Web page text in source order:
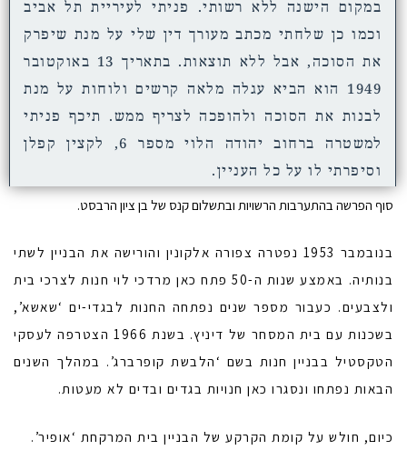
במקום הישנה ללא רשותי. פניתי לעיריית תל אביב
וכמו כן שלחתי מכתב מעורך דין שלי על מנת שיפרק
את הסוכה, אבל ללא תוצאות. בתאריך 13 באוקטובר
1949 הוא הביא עגלה מלאה קרשים ולוחות על מנת
לבנות את הסוכה ולהופכה לצריף ממש. תיכף פניתי
למשטרה ברחוב יהודה הלוי מספר 6, לקצין קפלן
וסיפרתי לו על כל העניין.
סוף הפרשה בהתערבות הרשויות ובתשלום קנס של בן ציון הרבסט.
בנובמבר 1953 נפטרה צפורה אלקונין והורישה את הבניין לשתי
בנותיה. באמצע שנות ה-50 פתח כאן מרדכי לוי חנות לצרכי בית
ולצבעים. כעבור מספר שנים נפתחה החנות לבגדי-ים ‘שאשא’,
בשכנות עם בית המסחר של דיניץ. בשנת 1966 הצטרפה לעסקי
הטקסטיל בבניין חנות בשם ‘הלבשת קופרברג’. במהלך השנים
הבאות נפתחו ונסגרו כאן חנויות בגדים ובדים לא מעטות.
כיום, חולש על קומת הקרקע של הבניין בית המרקחת ‘אופיר’.